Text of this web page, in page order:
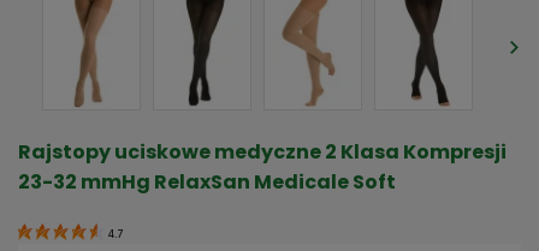
Rajstopy uciskowe medyczne 2 Klasa Kompresji
23-32 mmHg RelaxSan Medicale Soft
4.7